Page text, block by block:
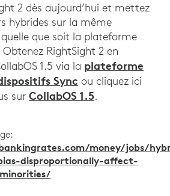
2 dès aujourd’hui et mettez
hybrides sur la même
quelle que soit la plateforme
RightSight 2 en
1.5 via la plateforme
Sync ou cliquez ici
sur CollabOS 1.5.
money/jobs/
disproportionally-affect-